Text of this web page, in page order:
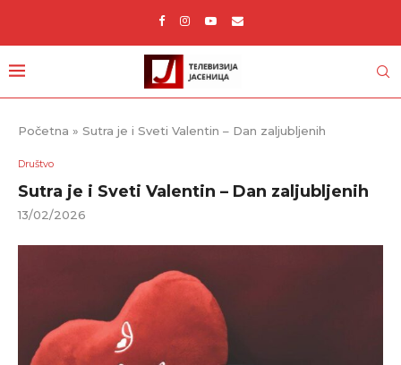
Početna » Sutra je i Sveti Valentin – Dan zaljubljenih
Društvo
Sutra je i Sveti Valentin – Dan zaljubljenih
13/02/2026